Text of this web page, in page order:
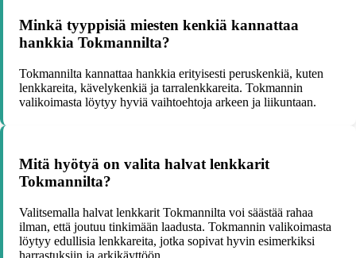
Minkä tyyppisiä miesten kenkiä kannattaa
hankkia Tokmannilta?
Tokmannilta kannattaa hankkia erityisesti peruskenkiä, kuten
lenkkareita, kävelykenkiä ja tarralenkkareita. Tokmannin
valikoimasta löytyy hyviä vaihtoehtoja arkeen ja liikuntaan.
Mitä hyötyä on valita halvat lenkkarit
Tokmannilta?
Valitsemalla halvat lenkkarit Tokmannilta voi säästää rahaa
ilman, että joutuu tinkimään laadusta. Tokmannin valikoimasta
löytyy edullisia lenkkareita, jotka sopivat hyvin esimerkiksi
harrastuksiin ja arkikäyttöön.